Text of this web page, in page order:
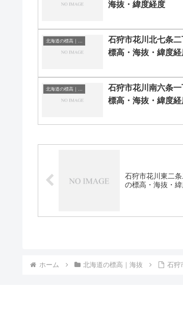
海抜・緯度経度
石狩市花川北七条
標高・海抜・緯度経
石狩市花川南六条
標高・海抜・緯度経
石狩市花川東二
の標高・海抜・
ホーム 北海道の標高｜海抜 石狩